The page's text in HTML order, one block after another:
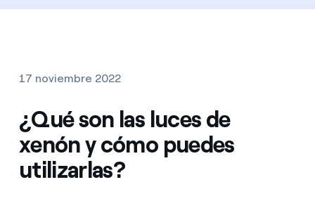
Luz
Gas
Solar
Electrodomésticos
Encuentra la tarifa que más te conviene
Compara nuestras tarifas de empresa y ahorra
Por cada kWh que ahorres, te descontamos otro
Movilidad
PARA TI
17 noviembre 2022
¿Qué son las luces de
xenón y cómo puedes
utilizarlas?